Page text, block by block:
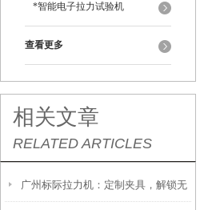
*智能电子拉力试验机
查看更多
相关文章
RELATED ARTICLES
广州标际拉力机：定制夹具，解锁无